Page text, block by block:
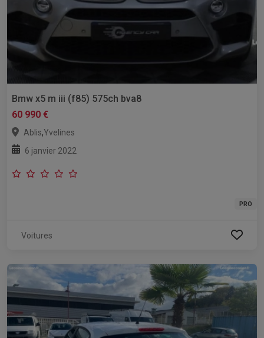
Bmw x5 m iii (f85) 575ch bva8
60 990 €
Ablis,Yvelines
6 janvier 2022
PRO
Voitures